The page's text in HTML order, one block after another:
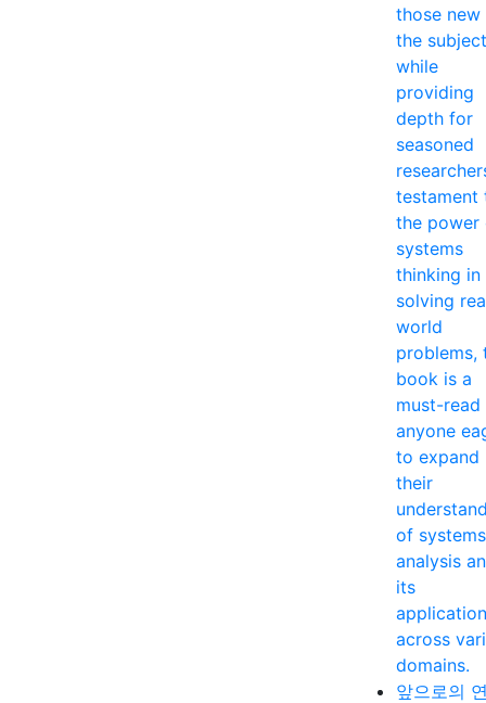
those
the subject
while
providing
depth for
seasoned
testament
the power
systems
thinking in
solving
world
problems,
book is a
must-
anyone
to expand
their
of systems
analysis
its
across
domains.
앞으로의